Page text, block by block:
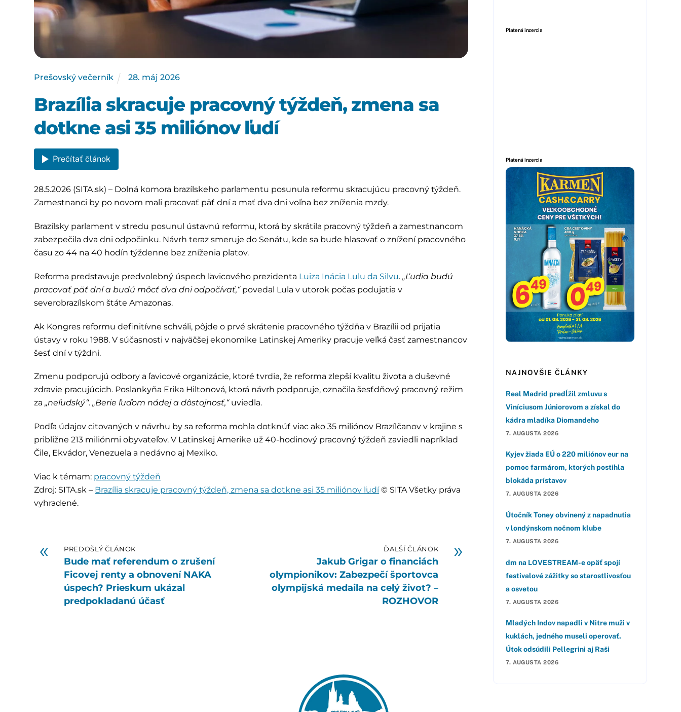
Prešovský večerník 28. máj 2026
Brazília skracuje pracovný týždeň, zmena sa
dotkne asi 35 miliónov ľudí
Prečítať článok
28.5.2026 (SITA.sk) – Dolná komora brazílskeho parlamentu posunula reformu skracujúcu pracovný týždeň.
Zamestnanci by po novom mali pracovať päť dní a mať dva dni voľna bez zníženia mzdy.
Brazílsky parlament v stredu posunul ústavnú reformu, ktorá by skrátila pracovný týždeň a zamestnancom
zabezpečila dva dni odpočinku. Návrh teraz smeruje do Senátu, kde sa bude hlasovať o znížení pracovného
času zo 44 na 40 hodín týždenne bez zníženia platov.
Reforma predstavuje predvolebný úspech ľavicového prezidenta Luiza Inácia Lulu da Silvu.„Ľudia budú
pracovať päť dní a budú môcť dva dni odpočívať,“povedal Lula v utorok počas podujatia v
severobrazílskom štáte Amazonas.
Ak Kongres reformu definitívne schváli, pôjde o prvé skrátenie pracovného týždňa v Brazílii od prijatia
ústavy v roku 1988. V súčasnosti v najväčšej ekonomike Latinskej Ameriky pracuje veľká časť zamestnancov
šesť dní v týždni.
Zmenu podporujú odbory a ľavicové organizácie, ktoré tvrdia, že reforma zlepší kvalitu života a duševné
zdravie pracujúcich. Poslankyňa Erika Hiltonová, ktorá návrh podporuje, označila šesťdňový pracovný režim
za„neľudský“.„Berie ľuďom nádej a dôstojnosť,“uviedla.
Podľa údajov citovaných v návrhu by sa reforma mohla dotknúť viac ako 35 miliónov Brazílčanov v krajine s
približne 213 miliónmi obyvateľov. V Latinskej Amerike už 40-hodinový pracovný týždeň zaviedli napríklad
Čile, Ekvádor, Venezuela a nedávno aj Mexiko.
Viac k témam: pracovný týždeň
Zdroj: SITA.sk – Brazília skracuje pracovný týždeň, zmena sa dotkne asi 35 miliónov ľudí© SITA Všetky práva
vyhradené.
« PREDOŠLÝ ČLÁNOK
Bude mať referendum o zrušení
Ficovej renty a obnovení NAKA
úspech? Prieskum ukázal
predpokladanú účasť
»
ĎALŠÍ ČLÁNOK
Jakub Grigar o financiách
olympionikov: Zabezpečí športovca
olympijská medaila na celý život? –
ROZHOVOR
Platená inzercia
Platená inzercia
NAJNOVŠIE ČLÁNKY
Real Madrid predĺžil zmluvu s
Viníciusom Júniorovom a získal do
kádra mladíka Diomandeho
7. AUGUSTA 2026
Kyjev žiada EÚ o 220 miliónov eur na
pomoc farmárom, ktorých postihla
blokáda prístavov
7. AUGUSTA 2026
Útočník Toney obvinený z napadnutia
v londýnskom nočnom klube
7. AUGUSTA 2026
dm na LOVESTREAM-e opäť spojí
festivalové zážitky so starostlivosťou
a osvetou
7. AUGUSTA 2026
Mladých Indov napadli v Nitre muži v
kuklách, jedného museli operovať.
Útok odsúdili Pellegrini aj Raši
7. AUGUSTA 2026